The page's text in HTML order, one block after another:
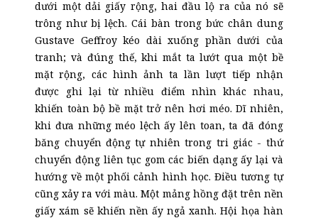
dưới một dải giấy rộng, hai đầu lộ ra của nó sẽ
trông như bị lệch. Cái bàn trong bức chân dung
Gustave Geffroy kéo dài xuống phần dưới của
tranh; và đúng thế, khi mắt ta lướt qua một bề
mặt rộng, các hình ảnh ta lần lượt tiếp nhận
được ghi lại từ nhiều điểm nhìn khác nhau,
khiến toàn bộ bề mặt trở nên hơi méo. Dĩ nhiên,
khi đưa những méo lệch ấy lên toan, ta đã đóng
băng chuyển động tự nhiên trong tri giác - thứ
chuyển động liên tục gom các biến dạng ấy lại và
hướng về một phối cảnh hình học. Điều tương tự
cũng xảy ra với màu. Một mảng hồng đặt trên nền
giấy xám sẽ khiến nền ấy ngả xanh. Hội họa hàn